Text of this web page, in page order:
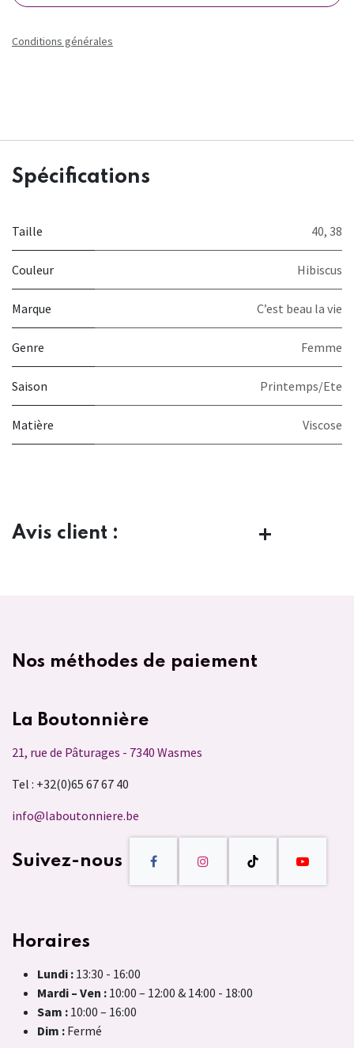
Conditions générales
Spécifications
Taille 40, 38
Couleur Hibiscus
Marque C’est beau la vie
Genre Femme
Saison Printemps/Ete
Matière Viscose
Avis client :
Nos méthodes de paiement
La Boutonnière
21, rue de Pâturages - 7340 Wasmes
Tel : +32(0)65 67 67 40
info@laboutonniere.be
Suivez-nous
Horaires
Lundi : 13:30 - 16:00
Mardi – Ven : 10:00 – 12:00 & 14:00 - 18:00
Sam : 10:00 – 16:00
Dim : Fermé